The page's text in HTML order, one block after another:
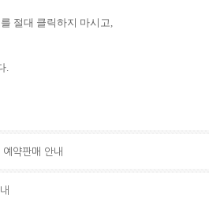
절대 클릭하지 마시고,
.
약판매 안내